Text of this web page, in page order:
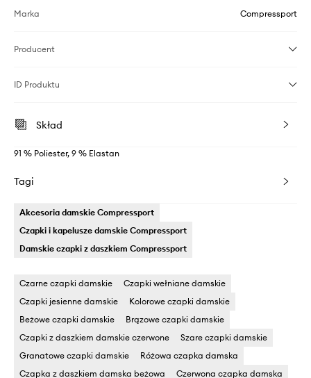
Marka Compressport
Producent
ID Produktu
Skład
91 % Poliester, 9 % Elastan
Tagi
Akcesoria damskie Compressport
Czapki i kapelusze damskie Compressport
Damskie czapki z daszkiem Compressport
Czarne czapki damskie
Czapki wełniane damskie
Czapki jesienne damskie
Kolorowe czapki damskie
Beżowe czapki damskie
Brązowe czapki damskie
Czapki z daszkiem damskie czerwone
Szare czapki damskie
Granatowe czapki damskie
Różowa czapka damska
Czapka z daszkiem damska beżowa
Czerwona czapka damska